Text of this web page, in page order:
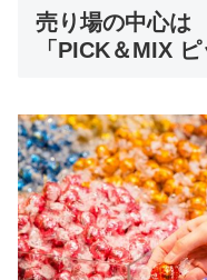
売り場の中心は
「PICK＆MIX